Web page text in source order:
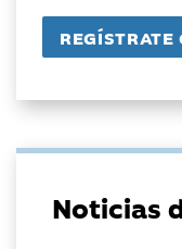
Noticias